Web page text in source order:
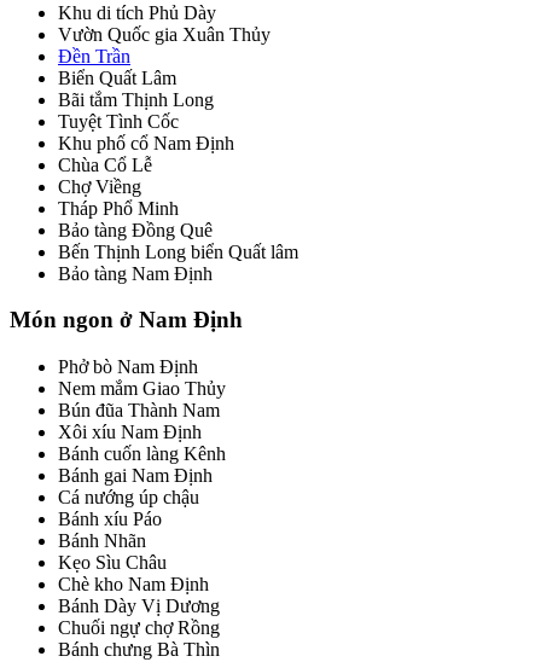
Khu di tích Phủ Dày
Vườn Quốc gia Xuân Thủy
Đền Trần
Biển Quất Lâm
Bãi tắm Thịnh Long
Tuyệt Tình Cốc
Khu phố cổ Nam Định
Chùa Cổ Lễ
Chợ Viềng
Tháp Phổ Minh
Bảo tàng Đồng Quê
Bến Thịnh Long biển Quất lâm
Bảo tàng Nam Định
Món ngon ở Nam Định
Phở bò Nam Định
Nem mắm Giao Thủy
Bún đũa Thành Nam
Xôi xíu Nam Định
Bánh cuốn làng Kênh
Bánh gai Nam Định
Cá nướng úp chậu
Bánh xíu Páo
Bánh Nhãn
Kẹo Sìu Châu
Chè kho Nam Định
Bánh Dày Vị Dương
Chuối ngự chợ Rồng
Bánh chưng Bà Thìn